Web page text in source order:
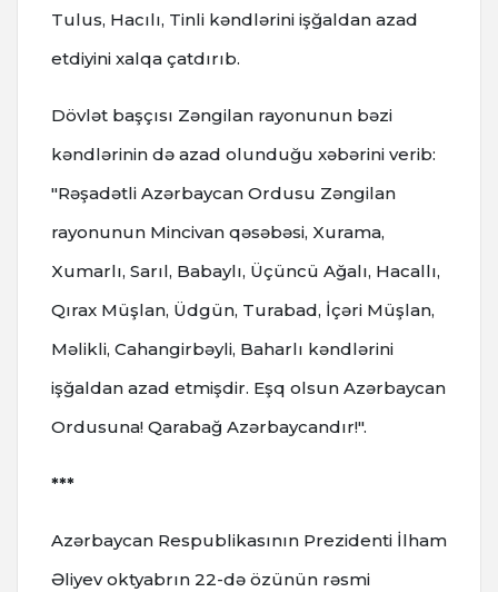
Tulus, Hacılı, Tinli kəndlərini işğaldan azad
etdiyini xalqa çatdırıb.
Dövlət başçısı Zəngilan rayonunun bəzi
kəndlərinin də azad olunduğu xəbərini verib:
"Rəşadətli Azərbaycan Ordusu Zəngilan
rayonunun Mincivan qəsəbəsi, Xurama,
Xumarlı, Sarıl, Babaylı, Üçüncü Ağalı, Hacallı,
Qırax Müşlan, Üdgün, Turabad, İçəri Müşlan,
Məlikli, Cahangirbəyli, Baharlı kəndlərini
işğaldan azad etmişdir. Eşq olsun Azərbaycan
Ordusuna! Qarabağ Azərbaycandır!".
***
Azərbaycan Respublikasının Prezidenti İlham
Əliyev oktyabrın 22-də özünün rəsmi